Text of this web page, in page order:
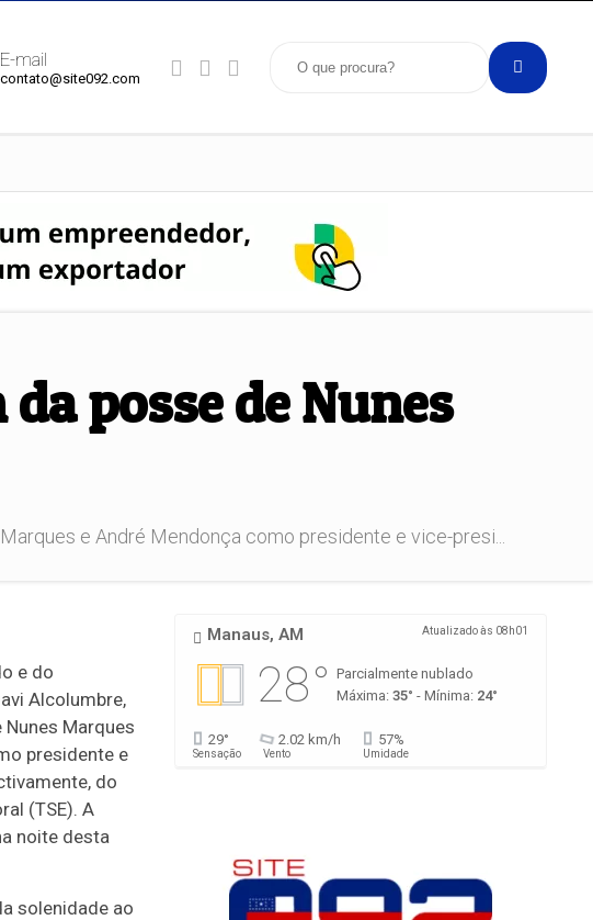
E-mail
contato@site092.com
posse de Nunes
e André Mendonça como presidente e vice-presi...
e do
Alcolumbre,
Marques
presidente e
do
(TSE). A
noite desta
solenidade ao
Manaus, AM Atualizado às 08h01
28°
Parcialmente nublado
Máxima:35° - Mínima: 24°
29°
Sensação
2.02 km/h
Vento
57%
Umidade